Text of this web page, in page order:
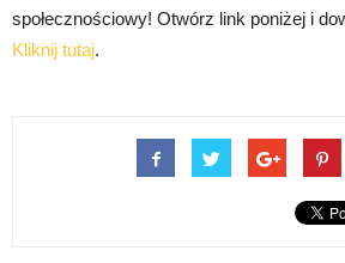
społecznościowy! Otwórz link poniżej i
Kliknij tutaj.